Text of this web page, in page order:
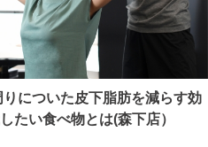
についた皮下脂肪を減らす効
たい食べ物とは(森下店）